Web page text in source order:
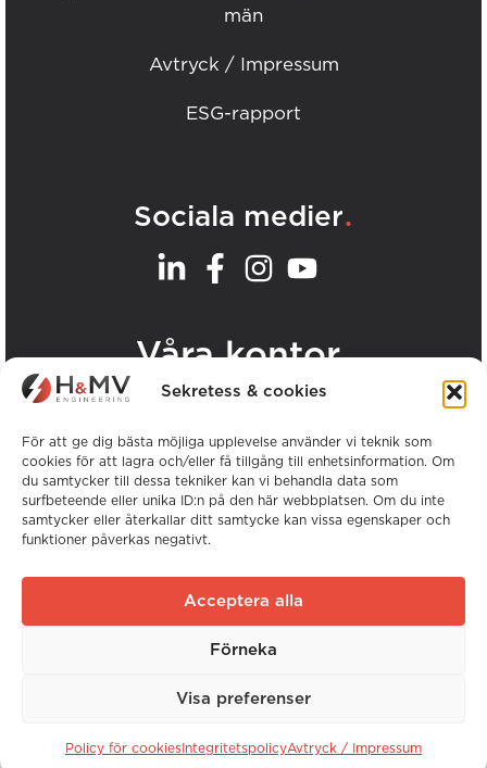
Sekretess & cookies
För att ge dig bästa möjliga upplevelse använder vi teknik som
cookies för att lagra och/eller få tillgång till enhetsinformation. Om
du samtycker till dessa tekniker kan vi behandla data som
surfbeteende eller unika ID:n på den här webbplatsen. Om du inte
samtycker eller återkallar ditt samtycke kan vissa egenskaper och
funktioner påverkas negativt.
Acceptera alla
Förneka
Visa preferenser
Policy för cookies IntegritetspolicyAvtryck / Impressum
män
Avtryck / Impressum
ESG-rapport
Sociala medier.
Våra kontor.
Copyright © H&MV Engineering. Alla rättigheter
förbehållna.
Webbplats av Avalanche